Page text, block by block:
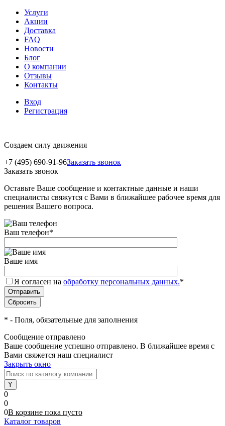
Услуги
Акции
Доставка
FAQ
Новости
Блог
О компании
Отзывы
Контакты
Вход
Регистрация
Создаем силу движения
+7 (495) 690-91-96Заказать звонок
Заказать звонок
Оставьте Ваше сообщение и контактные данные и наши
специалисты свяжутся с Вами в ближайшее рабочее время для
решения Вашего вопроса.
Ваш телефон*
Ваше имя
Я согласен на обработку персональных данных.*
* - Поля, обязательные для заполнения
Сообщение отправлено
Ваше сообщение успешно отправлено. В ближайшее время с
Вами свяжется наш специалист
Закрыть окно
0
0
0В корзине пока пусто
Каталог товаров